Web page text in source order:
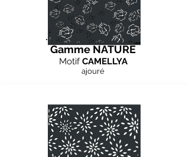
Gamme NATURE
MotifCAMELLYA
ajouré